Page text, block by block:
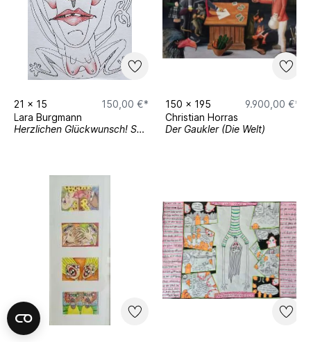
21 x 15
150,00 €*
Lara Burgmann
Herzlichen Glückwunsch! Schwanger!
150 x 195
9.900,00 €*
Christian Horras
Der Gaukler (Die Welt)